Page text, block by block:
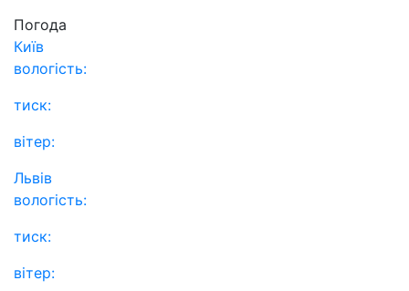
Погода
Київ
вологість:
тиск:
вітер:
Львів
вологість:
тиск:
вітер: